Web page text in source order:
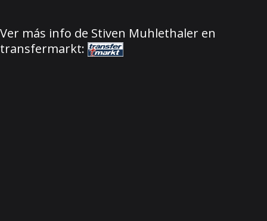
Ver más info de Stiven Muhlethaler en
transfermarkt: